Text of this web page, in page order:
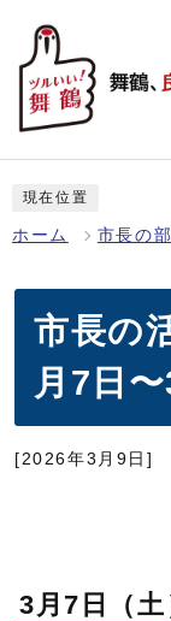
現在位置
ホーム 市長の
市長の
月7日〜
[2026年3月9日]
3月7日（土